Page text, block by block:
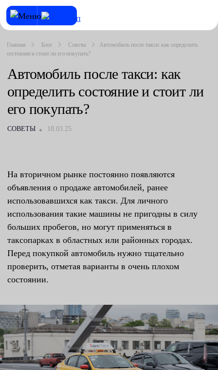
Главная Блог Советы
Автомобиль после такси: как определить
состояние и стоит ли его покупать?
Автомобиль после такси: как
определить состояние и стоит ли
его покупать?
СОВЕТЫ 18.03.25
На вторичном рынке постоянно появляются
объявления о продаже автомобилей, ранее
использовавшихся как такси. Для личного
использования такие машины не пригодны в силу
больших пробегов, но могут применяться в
таксопарках в областных или районных городах.
Перед покупкой автомобиль нужно тщательно
проверить, отметая варианты в очень плохом
состоянии.